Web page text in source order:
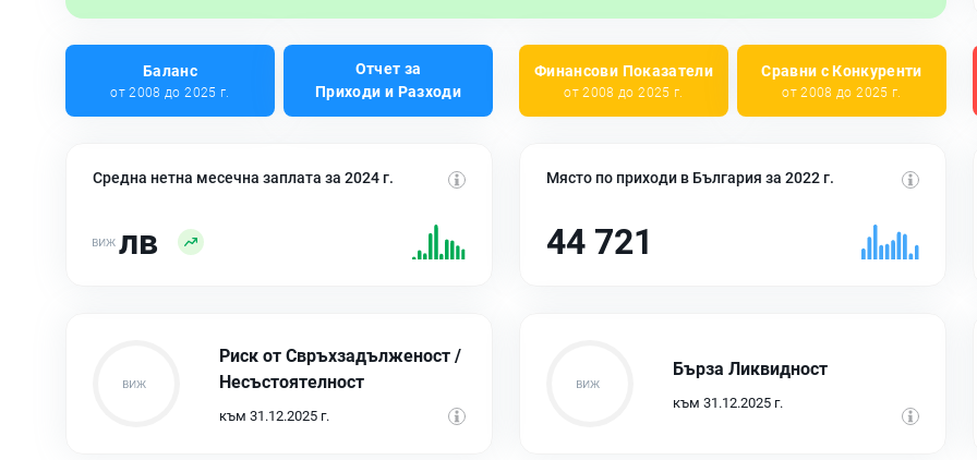
Баланс
от 2008 до 2025 г.
Отчет за
Приходи и Разходи
Финансови Показатели
от 2008 до 2025 г.
Сравни с Конкуренти
от 2008 до 2025 г.
Средна нетна месечна заплата за 2024 г.
лв
Място по приходи в България за 2022 г.
44 721
Риск от Свръхзадълженост /
Несъстоятелност
към 31.12.2025 г.
Бърза Ликвидност
към 31.12.2025 г.